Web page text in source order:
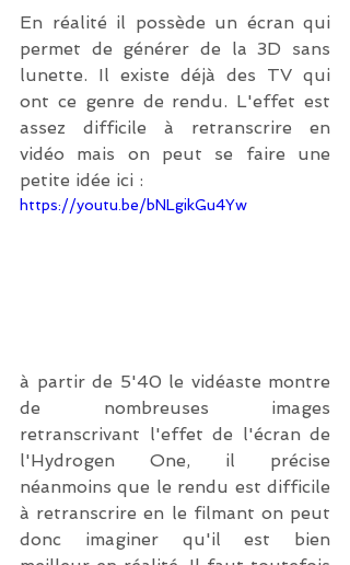
En réalité il possède un écran qui
permet de générer de la 3D sans
lunette. Il existe déjà des TV qui
ont ce genre de rendu. L'effet est
assez difficile à retranscrire en
vidéo mais on peut se faire une
petite idée ici :
https://youtu.be/bNLgikGu4Yw
à partir de 5'40 le vidéaste montre
de nombreuses images
retranscrivant l'effet de l'écran de
l'Hydrogen One, il précise
néanmoins que le rendu est difficile
à retranscrire en le filmant on peut
donc imaginer qu'il est bien